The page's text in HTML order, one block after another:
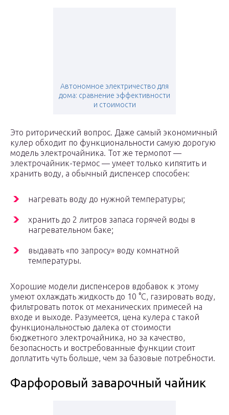
Автономное электричество для
дома: сравнение эффективности
и стоимости
Это риторический вопрос. Даже самый экономичный
кулер обходит по функциональности самую дорогую
модель электрочайника. Тот же термопот —
электрочайник-термос — умеет только кипятить и
хранить воду, а обычный диспенсер способен:
нагревать воду до нужной температуры;
хранить до 2 литров запаса горячей воды в
нагревательном баке;
выдавать «по запросу» воду комнатной
температуры.
Хорошие модели диспенсеров вдобавок к этому
умеют охлаждать жидкость до 10 °C, газировать воду,
фильтровать поток от механических примесей на
входе и выходе. Разумеется, цена кулера с такой
функциональностью далека от стоимости
бюджетного электрочайника, но за качество,
безопасность и востребованные функции стоит
доплатить чуть больше, чем за базовые потребности.
Фарфоровый заварочный чайник